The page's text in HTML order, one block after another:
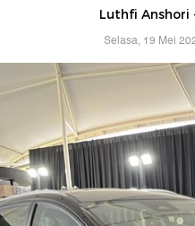
Luthfi Anshori
Selasa, 19 Mei